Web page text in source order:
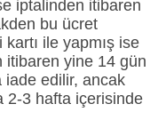
iptalinden itibaren
bu ücret
kartı ile yapmış ise
itibaren yine 14 gün
iade edilir, ancak
2-3 hafta içerisinde